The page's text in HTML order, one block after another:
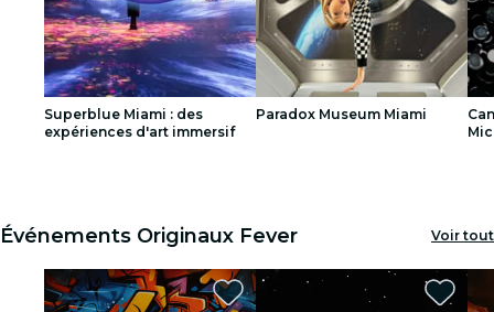
visites urbaines
concerts
restaurants
Superblue Miami : des
expériences d'art immersif
Paradox Museum Miami
Événements Originaux Fever Voir tout